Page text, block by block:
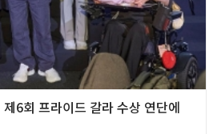
6회 프라이드 갈라 수상 연단에